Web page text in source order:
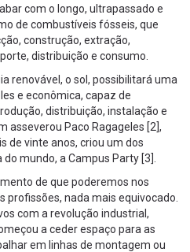
com o longo, ultrapassado e
de combustíveis fósseis, que
construção, extração,
distribuição e consumo.
renovável, o sol, possibilitará uma
e econômica, capaz de
distribuição, instalação e
asseverou Paco Ragageles [2],
de vinte anos, criou um dos
mundo, a Campus Party [3].
de que poderemos nos
profissões, nada mais equivocado.
com a revolução industrial,
a ceder espaço para as
em linhas de montagem ou